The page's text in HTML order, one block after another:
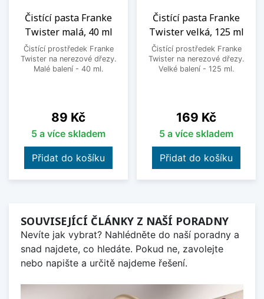
Čistící pasta Franke
Twister malá, 40 ml
Čistící prostředek Franke
Twister na nerezové dřezy.
Malé balení - 40 ml.
Cena
89 Kč
5 a více skladem
Přidat do košíku
Čistící pasta Franke
Twister velká, 125 ml
Čistící prostředek Franke
Twister na nerezové dřezy.
Velké balení - 125 ml.
Cena
169 Kč
5 a více skladem
Přidat do košíku
SOUVISEJÍCÍ ČLÁNKY Z NAŠÍ PORADNY
Nevíte jak vybrat? Nahlédněte do naší poradny a
snad najdete, co hledáte. Pokud ne, zavolejte
nebo napište a určitě najdeme řešení.